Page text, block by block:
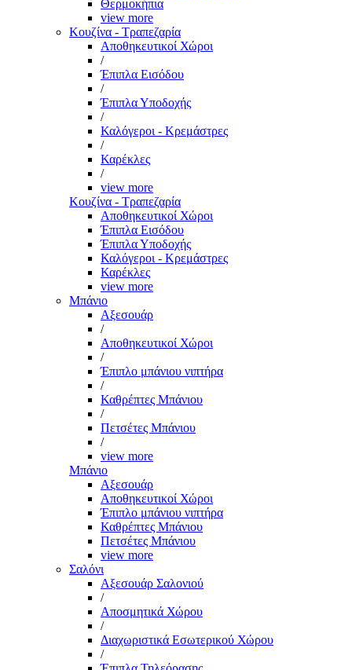
Θερμοκήπια
view more
Κουζίνα - Τραπεζαρία
Αποθηκευτικοί Χώροι
/
Έπιπλα Εισόδου
/
Έπιπλα Υποδοχής
/
Καλόγεροι - Κρεμάστρες
/
Καρέκλες
/
view more
Κουζίνα - Τραπεζαρία
Αποθηκευτικοί Χώροι
Έπιπλα Εισόδου
Έπιπλα Υποδοχής
Καλόγεροι - Κρεμάστρες
Καρέκλες
view more
Μπάνιο
Αξεσουάρ
/
Αποθηκευτικοί Χώροι
/
Έπιπλο μπάνιου νιπτήρα
/
Καθρέπτες Μπάνιου
/
Πετσέτες Μπάνιου
/
view more
Μπάνιο
Αξεσουάρ
Αποθηκευτικοί Χώροι
Έπιπλο μπάνιου νιπτήρα
Καθρέπτες Μπάνιου
Πετσέτες Μπάνιου
view more
Σαλόνι
Αξεσουάρ Σαλονιού
/
Αποσμητικά Χώρου
/
Διαχωριστικά Εσωτερικού Χώρου
/